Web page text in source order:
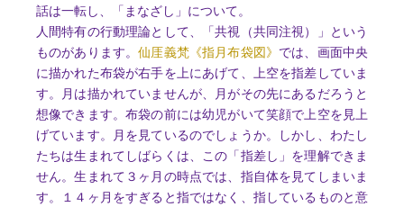
話は一転し、「まなざし」について。
人間特有の行動理論として、「共視（共同注視）」という
ものがあります。仙厓義梵《指月布袋図》 では、画面中央
に描かれた布袋が右手を上にあげて、上空を指差していま
す。月は描かれていませんが、月がその先にあるだろうと
想像できます。布袋の前には幼児がいて笑顔で上空を見上
げています。月を見ているのでしょうか。しかし、わたし
たちは生まれてしばらくは、この「指差し」を理解できま
せん。生まれて３ヶ月の時点では、指自体を見てしまいま
す。１４ヶ月をすぎると指ではなく、指しているものと意